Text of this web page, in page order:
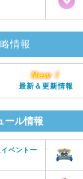
情報
New！
最新＆更新情報
ール情報
ベント一